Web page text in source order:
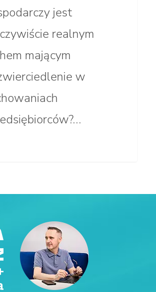
jest
realnym
mającym
w